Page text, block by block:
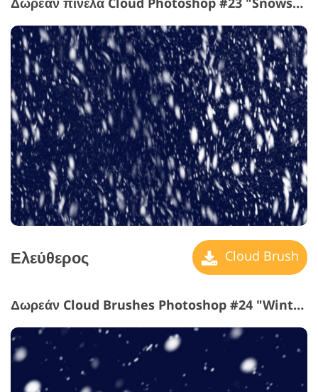
Ελεύθερος Cloud Brush
Δωρεάν Cloud Brushes Photoshop #24 "Winter Tale"